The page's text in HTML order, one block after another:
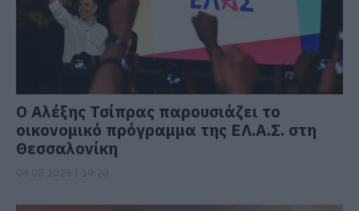
Ο Αλέξης Τσίπρας παρουσιάζει το
οικονομικό πρόγραμμα της ΕΛ.Α.Σ. στη
Θεσσαλονίκη